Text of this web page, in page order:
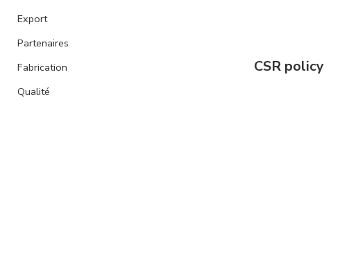
CSR policy
Export
Partenaires
Fabrication
Qualité